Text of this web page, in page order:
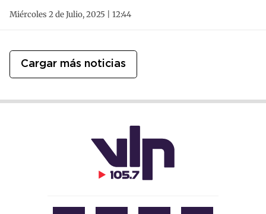
Miércoles 2 de Julio, 2025 | 12:44
Cargar más noticias